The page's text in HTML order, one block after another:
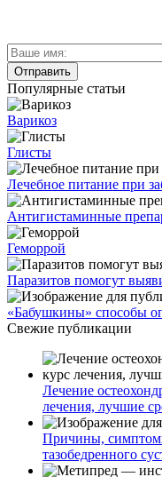
Популярные статьи
Варикоз
Глисты
Лечебное питание при
Антигистаминные
Геморрой
Паразитов помогут
«Бабушкины» способы
Свежие публикации
Лечение
лечения, лучшие
Причины,
тазобедренного